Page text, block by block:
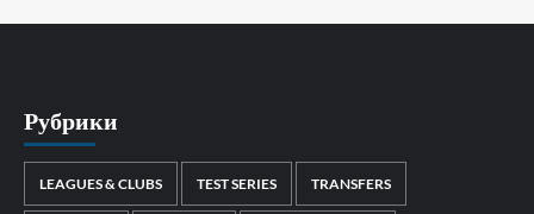
Рубрики
LEAGUES & CLUBS TEST SERIES TRANSFERS